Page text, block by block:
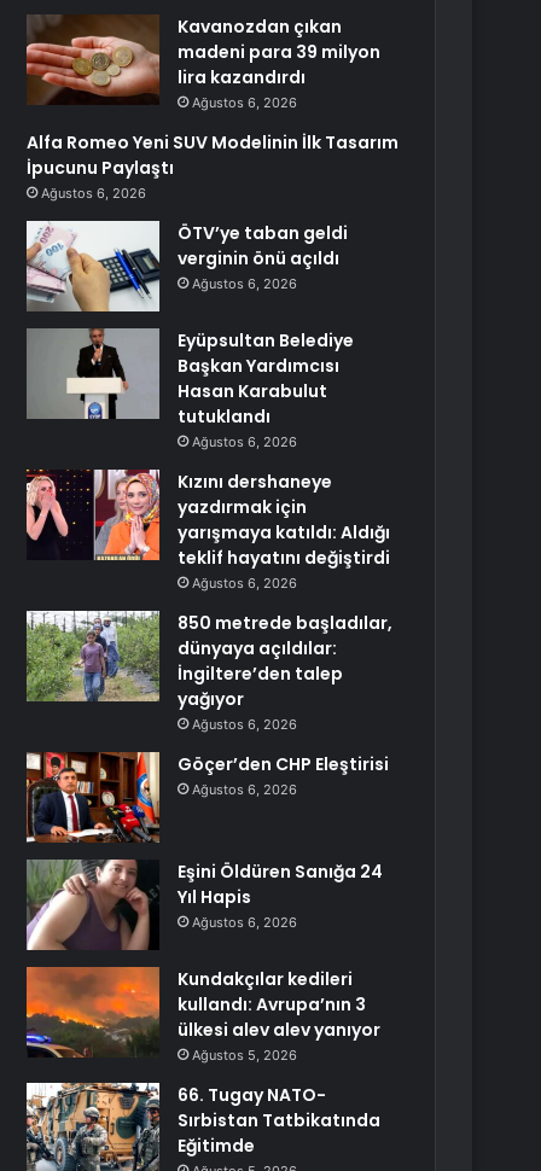
Kavanozdan çıkan
madeni para 39 milyon
lira kazandırdı
Ağustos 6, 2026
Alfa Romeo Yeni SUV Modelinin İlk Tasarım
İpucunu Paylaştı
Ağustos 6, 2026
ÖTV’ye taban geldi
verginin önü açıldı
Ağustos 6, 2026
Eyüpsultan Belediye
Başkan Yardımcısı
Hasan Karabulut
tutuklandı
Ağustos 6, 2026
Kızını dershaneye
yazdırmak için
yarışmaya katıldı: Aldığı
teklif hayatını değiştirdi
Ağustos 6, 2026
850 metrede başladılar,
dünyaya açıldılar:
İngiltere’den talep
yağıyor
Ağustos 6, 2026
Göçer’den CHP Eleştirisi
Ağustos 6, 2026
Eşini Öldüren Sanığa 24
Yıl Hapis
Ağustos 6, 2026
Kundakçılar kedileri
kullandı: Avrupa’nın 3
ülkesi alev alev yanıyor
Ağustos 5, 2026
66. Tugay NATO-
Sırbistan Tatbikatında
Eğitimde